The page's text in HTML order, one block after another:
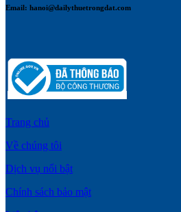
Email: hanoi@dailythuetrongdat.com
Trang chủ
Về chúng tôi
Dịch vụ nổi bật
Chính sách bảo mật